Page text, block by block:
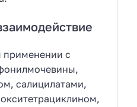
с
салицилатами,